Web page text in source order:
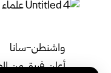
واشنطن-سانا
أعلن فريق من